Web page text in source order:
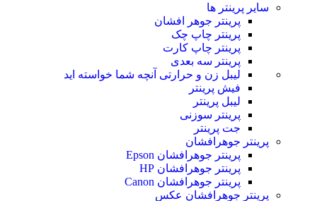
سایر پرینتر ها
پرینتر جوهر افشان
پرینتر چاپ چک
پرینتر چاپ کارت
پرینتر سه بعدی
لیبل زن و حرارتی آنچه شما خواسته اید
فیش پرینتر
لیبل پرینتر
پرینتر سوزنی
جت پرینتر
پرینتر جوهرافشان
پرینتر جوهرافشان Epson
پرینتر جوهرافشان HP
پرینتر جوهرافشان Canon
پرینتر جوهرافشان عکس